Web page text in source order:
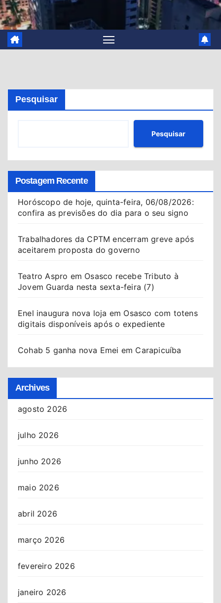
Pesquisar
Pesquisar
Postagem Recente
Horóscopo de hoje, quinta-feira, 06/08/2026:
confira as previsões do dia para o seu signo
Trabalhadores da CPTM encerram greve após
aceitarem proposta do governo
Teatro Aspro em Osasco recebe Tributo à
Jovem Guarda nesta sexta-feira (7)
Enel inaugura nova loja em Osasco com totens
digitais disponíveis após o expediente
Cohab 5 ganha nova Emei em Carapicuíba
Archives
agosto 2026
julho 2026
junho 2026
maio 2026
abril 2026
março 2026
fevereiro 2026
janeiro 2026